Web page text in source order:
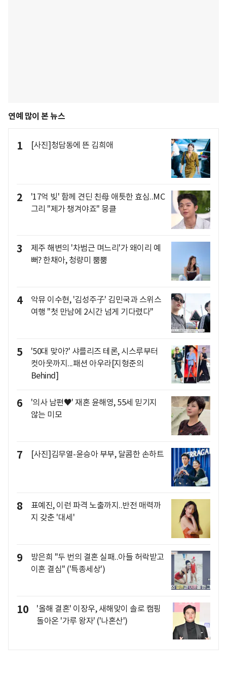
연예 많이 본 뉴스
1 [사진]청담동에 뜬 김희애
2
'17억 빚' 함께 견딘 친母 애틋한 효심..MC
그리 "제가 챙겨야죠" 뭉클
3
제주 해변의 '차범근 며느리'가 왜이리 예
뻐? 한채아, 청량미 뿜뿜
4
악뮤 이수현, '김성주子' 김민국과 스위스
여행 "첫 만남에 2시간 넘게 기다렸다"
5
'50대 맞아?' 샤를리즈 테론, 시스루부터
컷아웃까지...패션 아우라[지형준의
Behind]
6
'의사 남편♥' 재혼 윤해영, 55세 믿기지
않는 미모
7 [사진]김무열-윤승아 부부, 달콤한 손하트
8
표예진, 이런 파격 노출까지..반전 매력까
지 갖춘 '대세'
9
방은희 "두 번의 결혼 실패..아들 허락받고
이혼 결심" ('특종세상')
10
'올해 결혼' 이장우, 새해맞이 솔로 캠핑
돌아온 '가루 왕자' ('나혼산')